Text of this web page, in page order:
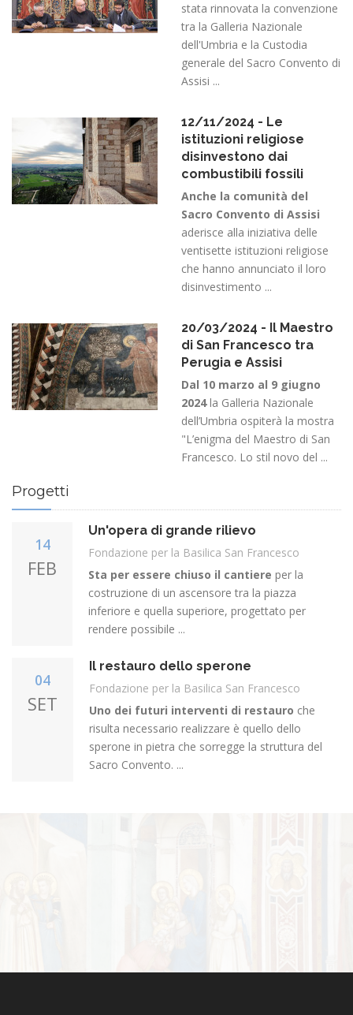
stata rinnovata la convenzione
tra la Galleria Nazionale
dell'Umbria e la Custodia
generale del Sacro Convento di
Assisi ...
12/11/2024 - Le
istituzioni religiose
disinvestono dai
combustibili fossili
Anche la comunità del
Sacro Convento di Assisi
aderisce alla iniziativa delle
ventisette istituzioni religiose
che hanno annunciato il loro
disinvestimento ...
20/03/2024 - Il Maestro
di San Francesco tra
Perugia e Assisi
Dal 10 marzo al 9 giugno
2024la Galleria Nazionale
dell’Umbria ospiterà la mostra
"L’enigma del Maestro di San
Francesco. Lo stil novo del ...
Progetti
14
FEB
Un'opera di grande rilievo
Fondazione per la Basilica San Francesco
Sta per essere chiuso il cantiere per la
costruzione di un ascensore tra la piazza
inferiore e quella superiore, progettato per
rendere possibile ...
04
SET
Il restauro dello sperone
Fondazione per la Basilica San Francesco
Uno dei futuri interventi di restauro che
risulta necessario realizzare è quello dello
sperone in pietra che sorregge la struttura del
Sacro Convento. ...